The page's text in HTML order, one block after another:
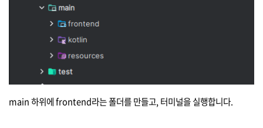
main 하위에 frontend라는 폴더를 만들고, 터미널을 실행합니다.